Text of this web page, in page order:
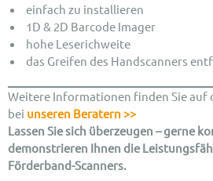
einfach zu installieren
1D & 2D Barcode Imager
hohe Leserichweite
das Greifen des Handscanners
Weitere Informationen finden Sie auf
bei unseren Beratern >>
Lassen Sie sich überzeugen – gerne
demonstrieren Ihnen die
Förderband-Scanners.